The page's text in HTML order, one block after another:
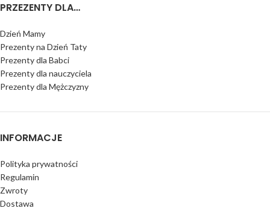
PRZEZENTY DLA…
Dzień Mamy
Prezenty na Dzień Taty
Prezenty dla Babci
Prezenty dla nauczyciela
Prezenty dla Mężczyzny
INFORMACJE
Polityka prywatności
Regulamin
Zwroty
Dostawa